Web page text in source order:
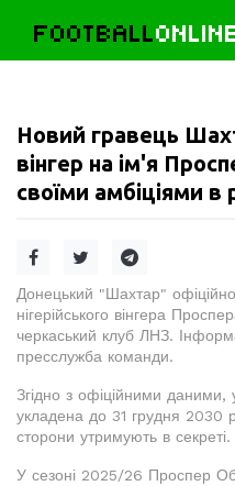
FOOTBALL
Новий гравець
вінгер на ім'я
своїми амбіціями
Донецький "Шахтар"
нігерійського вінгера
черкаський клуб ЛНЗ.
пресслужба команди.
Згідно з офіційними даними,
укладена до 31 грудня 2030
сторони утримують в секреті.
У сезоні 2025/26 Проспер